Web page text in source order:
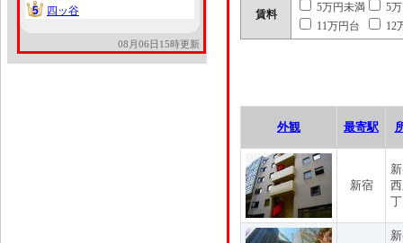
5
5 四ッ谷
08月06日15時更新
賃料
5万円未満
5
11万円台
12
外観 最寄駅
新宿